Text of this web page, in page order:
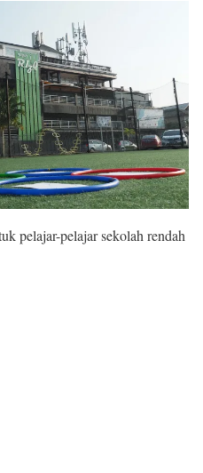
pelajar-pelajar sekolah rendah